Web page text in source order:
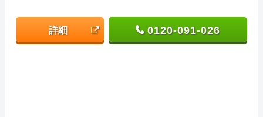
詳細 0120-091-026